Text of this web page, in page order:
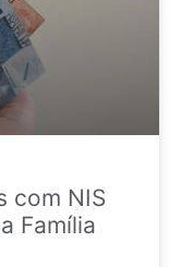
com NIS
Família